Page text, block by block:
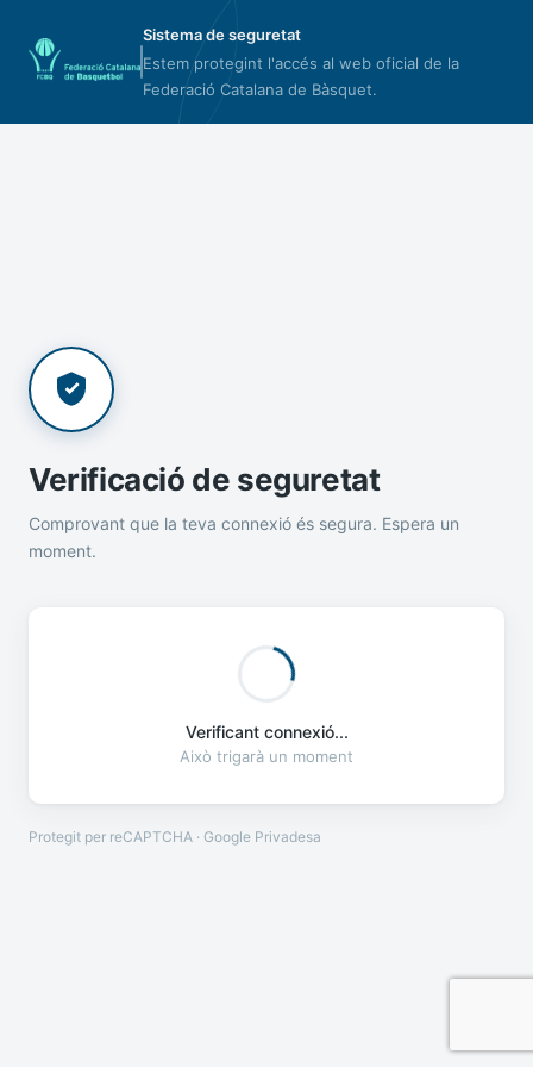
Sistema de seguretat
Estem protegint l'accés al web oficial de la
Federació Catalana de Bàsquet.
Verificació de seguretat
Comprovant que la teva connexió és segura. Espera un
moment.
Verificant connexió...
Això trigarà un moment
Protegit per reCAPTCHA · Google Privadesa